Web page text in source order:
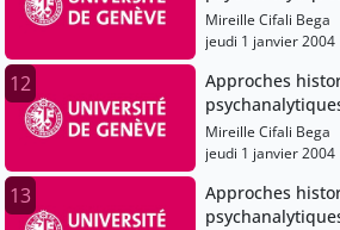
Mireille Cifali Bega
jeudi 1 janvier 2004
12
Approches
Mireille Cifali Bega
jeudi 1 janvier 2004
13
Approches